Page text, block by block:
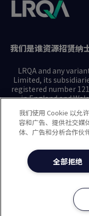
我们是谁资源招贤纳
LRQA and any
Limited, its
registered number
in England and
Bickenhill Lane,
治理方针(英文)沪ICP
沪公网安备
我们使用 Cookie 以允
容和广告、提供社交媒
体、广告和分析合作伙
全部拒绝